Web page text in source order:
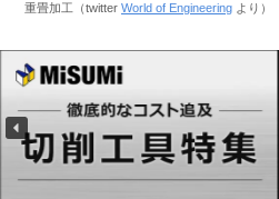
重畳加工（twitter World of Engineering より）